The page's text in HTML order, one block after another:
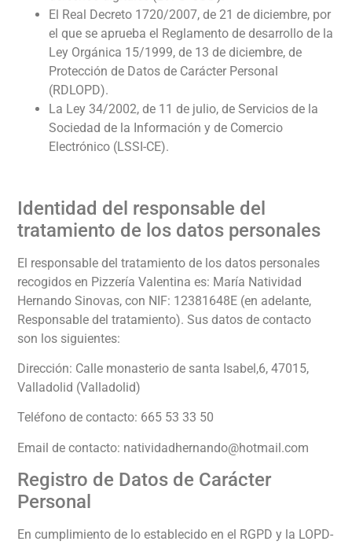
El Real Decreto 1720/2007, de 21 de diciembre, por
el que se aprueba el Reglamento de desarrollo de la
Ley Orgánica 15/1999, de 13 de diciembre, de
Protección de Datos de Carácter Personal
(RDLOPD).
La Ley 34/2002, de 11 de julio, de Servicios de la
Sociedad de la Información y de Comercio
Electrónico (LSSI-CE).
Identidad del responsable del
tratamiento de los datos personales
El responsable del tratamiento de los datos personales
recogidos en Pizzería Valentina es: María Natividad
Hernando Sinovas, con NIF: 12381648E (en adelante,
Responsable del tratamiento). Sus datos de contacto
son los siguientes:
Dirección: Calle monasterio de santa Isabel,6, 47015,
Valladolid (Valladolid)
Teléfono de contacto: 665 53 33 50
Email de contacto: natividadhernando@hotmail.com
Registro de Datos de Carácter
Personal
En cumplimiento de lo establecido en el RGPD y la LOPD-